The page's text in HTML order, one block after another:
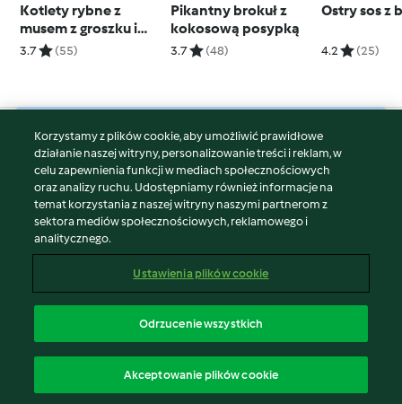
Kotlety rybne z
musem z groszku i
mięty
3.7 (55)
Pikantny brokuł z
kokosową posypką
3.7 (48)
Ostry sos z
4.2 (25)
© Copyright 2026
Warunki korzystania
Polityka prywatności
Disclaimer
Znak wydawcy
Zgłoś treść
Oświadczenie o dostępności
Korzystamy z plików cookie, aby umożliwić prawidłowe
działanie naszej witryny, personalizowanie treści i reklam, w
celu zapewnienia funkcji w mediach społecznościowych
oraz analizy ruchu. Udostępniamy również informacje na
temat korzystania z naszej witryny naszymi partnerom z
sektora mediów społecznościowych, reklamowego i
analitycznego.
Ustawienia plików cookie
Odrzucenie wszystkich
Akceptowanie plików cookie